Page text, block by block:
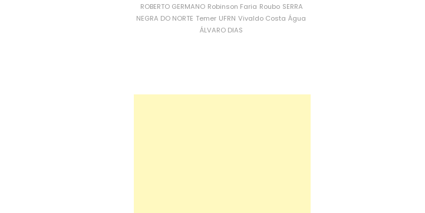
ROBERTO GERMANO Robinson Faria Roubo SERRA
NEGRA DO NORTE Temer UFRN Vivaldo Costa Água
ÁLVARO DIAS